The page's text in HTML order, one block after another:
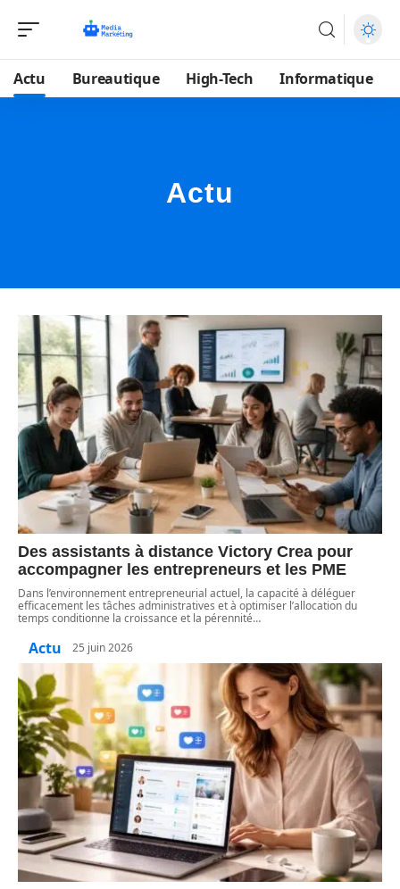
Actu Bureautique High-Tech Informatique
Actu
Des assistants à distance Victory Crea pour
accompagner les entrepreneurs et les PME
Dans l’environnement entrepreneurial actuel, la capacité à déléguer
efficacement les tâches administratives et à optimiser l’allocation du
temps conditionne la croissance et la pérennité…
Actu 25 juin 2026